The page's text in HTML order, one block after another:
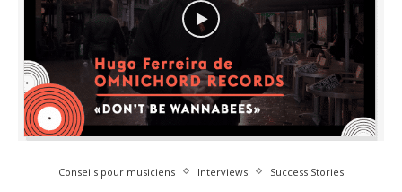
Conseils pour musiciens Interviews Success Stories